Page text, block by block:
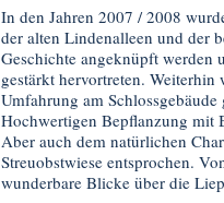
In den Jahren 2007 / 2008
der alten Lindenalleen und der
Geschichte angeknüpft werden
gestärkt hervortreten.
Umfahrung am
Hochwertigen Bepflanzung mit
Aber auch dem natürlichen
Streuobstwiese entsprochen.
wunderbare Blicke über die